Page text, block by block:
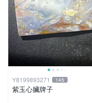
Y8199893271 145
紫玉心臟牌子